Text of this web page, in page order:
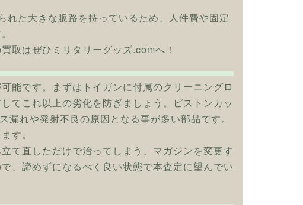
た大きな販路を持っているため、人件費や固定
取はぜひミリタリーグッズ.comへ！
能です。まずはトイガンに付属のクリーニングロ
てこれ以上の劣化を防ぎましょう。ピストンカッ
れや発射不良の原因となる事が多い部品です。
す。
て直しただけで治ってしまう、マガジンを変更す
、諦めずになるべく良い状態で本査定に望んでい